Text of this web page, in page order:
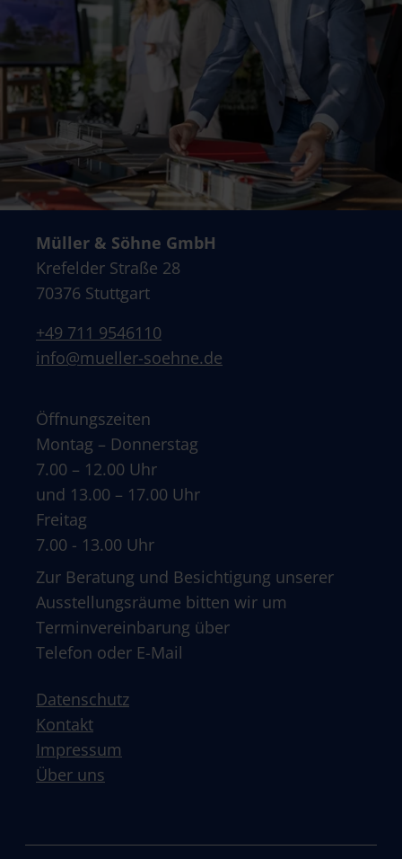
Müller & Söhne GmbH
Krefelder Straße 28
70376 Stuttgart
+49 711 9546110
info@mueller-soehne.de
Öffnungszeiten
Montag – Donnerstag
7.00 – 12.00 Uhr
und 13.00 – 17.00 Uhr
Freitag
7.00 - 13.00 Uhr
Zur Beratung und Besichtigung unserer
Ausstellungsräume bitten wir um
Terminvereinbarung über
Telefon oder E-Mail
Datenschutz
Kontakt
Impressum
Über uns